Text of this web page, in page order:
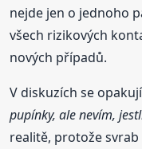
nejde jen o jednoho
všech rizikových
nových případů.
V diskuzích se
pupínky, ale nevím,
realitě, protože